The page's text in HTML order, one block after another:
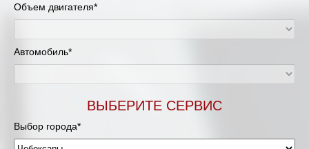
Объем двигателя*
Автомобиль*
ВЫБЕРИТЕ СЕРВИС
Выбор города*